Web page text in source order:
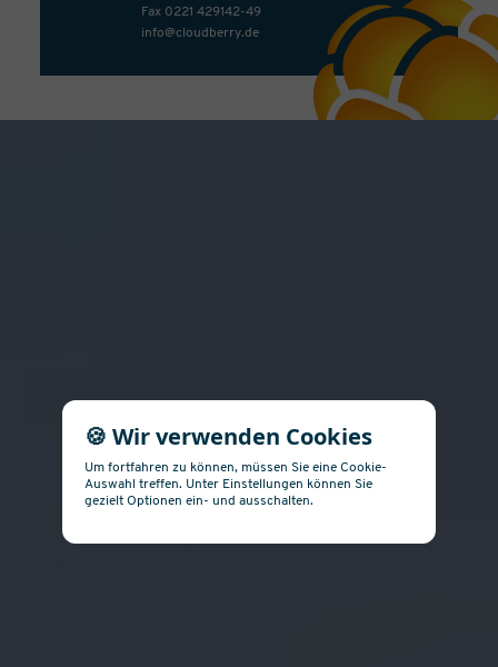
Fax 0221 429142-49
info@cloudberry.de
🍪 Wir verwenden Cookies
Um fortfahren zu können, müssen Sie eine Cookie-
Auswahl treffen. Unter Einstellungen können Sie
gezielt Optionen ein- und ausschalten.